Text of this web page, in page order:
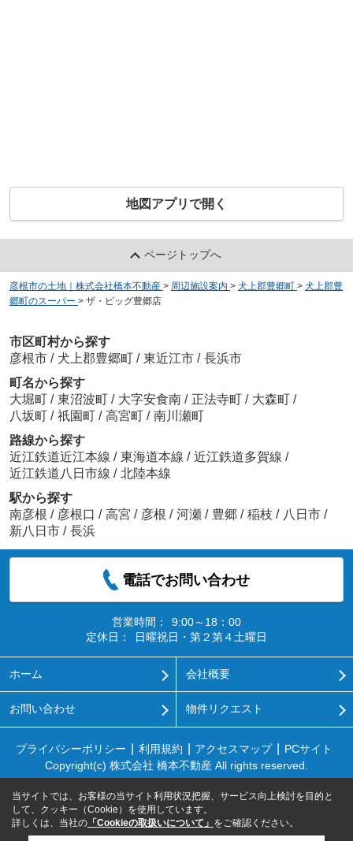
地図アプリで開く
ページトップへ
彦根市の土地｜株式会社橋本不動産 > 周辺施設案内 > 犬上郡豊郷町 > 犬上郡豊
郷町のスーパー > ザ・ビッグ豊郷店
市区町村から探す
彦根市 / 犬上郡豊郷町 / 東近江市 / 長浜市
町名から探す
大堀町 / 東沼波町 / 大字安食南 / 正法寺町 / 大森町 /
八坂町 / 祇園町 / 高宮町 / 南川瀬町
路線から探す
近江鉄道近江本線 / 東海道本線 / 近江鉄道多賀線 /
近江鉄道八日市線 / 北陸本線
駅から探す
南彦根 / 彦根口 / 高宮 / 彦根 / 河瀬 / 豊郷 / 稲枝 / 八日市 /
新八日市 / 長浜
電話でお問い合わせ
営業時間：
9:00～18：00
定休日：
日曜祝日・第２第４土曜日
ホーム 会社概要
お問い合わせ 物件リクエスト
プライバシーポリシー 利用規約 アクセスマップ
PCサイト
Copyright(c) 株式会社 橋本不動産 All rights reserved.
当サイトでは、お客様の当サイト利用状況把握、サービス向上検討を目的と
して、クッキー（Cookie）を使用しています。
詳しくは、当社の 「Cookieの取扱いについて」 をご確認ください。